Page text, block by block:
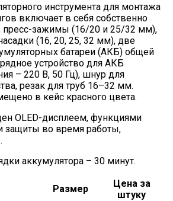
инструмента для монтажа
включает в себя собственно
пресс-зажимы (16/20 и 25/32 мм),
(16, 20, 25, 32 мм), две
батареи (АКБ) общей
устройство для АКБ
– 220 В, 50 Гц), шнур для
резак для труб 16–32 мм.
в кейс красного цвета.
OLED-дисплеем, функциями
защиты во время работы,
аккумулятора – 30 минут.
Размер
Цена за
штуку